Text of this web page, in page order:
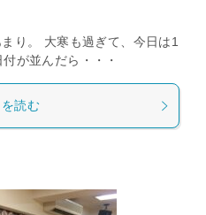
り。 大寒も過ぎて、今日は1
が並んだら・・・
読む